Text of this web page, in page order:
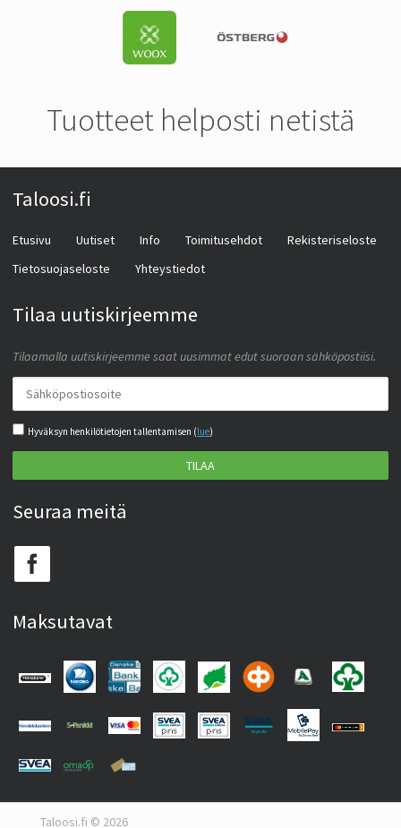
Tuotteet helposti netistä
Taloosi.fi
Etusivu Uutiset Info Toimitusehdot
Rekisteriseloste
Tietosuojaseloste
Yhteystiedot
Tilaa uutiskirjeemme
Tilaamalla uutiskirjeemme saat uusimmat edut suoraan sähköpostiisi.
Hyväksyn henkilötietojen tallentamisen (lue)
TILAA
Seuraa meitä
Maksutavat
Taloosi.fi © 2026